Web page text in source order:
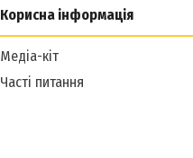
Корисна інформація
Медіа-кіт
Часті питання